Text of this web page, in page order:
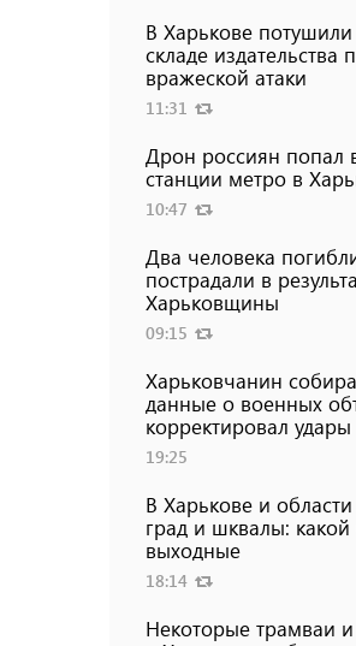
В Харькове
складе издательства
вражеской атаки
11:31
Дрон россиян попал
станции метро в
10:47
Два человека
пострадали в
Харьковщины
09:15
Харьковчанин
данные о военных
корректировал удары
19:25
В Харькове и
град и шквалы: какой
выходные
18:14
Некоторые трамваи